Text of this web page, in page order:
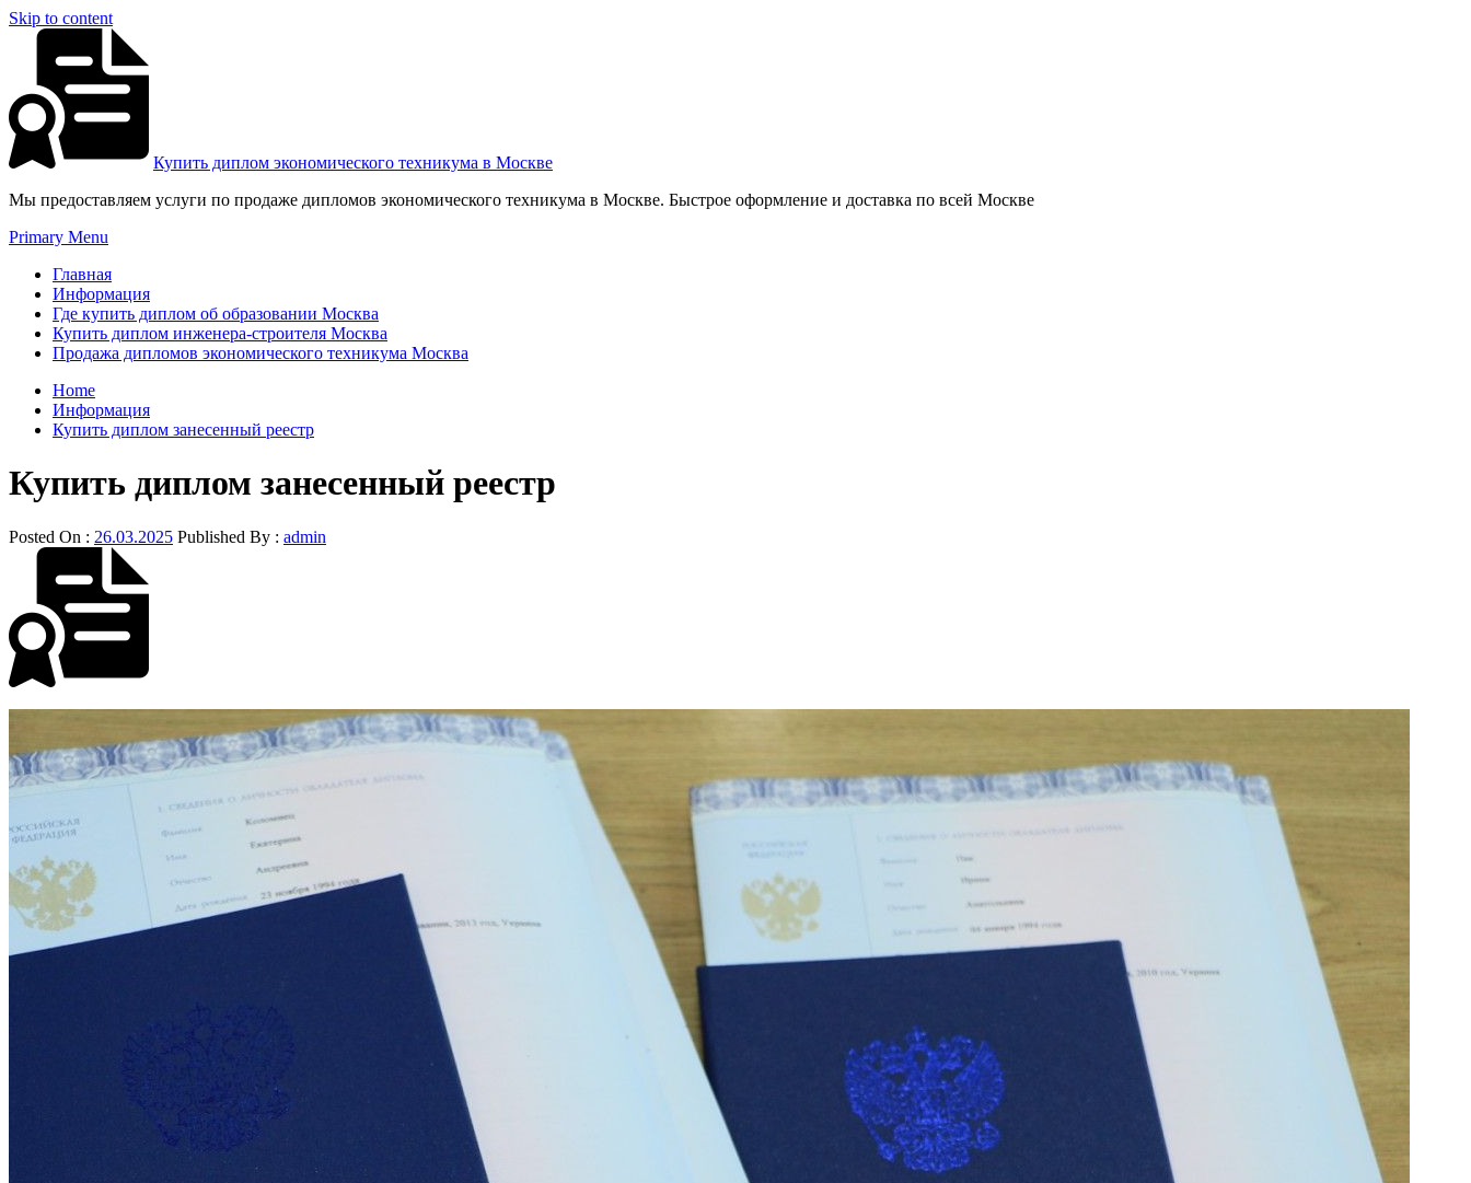
Skip to content
Купить диплом экономического техникума в Москве
Мы предоставляем услуги по продаже дипломов экономического техникума в Москве. Быстрое оформление и доставка по всей Москве
Primary Menu
Главная
Информация
Где купить диплом об образовании Москва
Купить диплом инженера-строителя Москва
Продажа дипломов экономического техникума Москва
Home
Информация
Купить диплом занесенный реестр
Купить диплом занесенный реестр
Posted On : 26.03.2025 Published By : admin